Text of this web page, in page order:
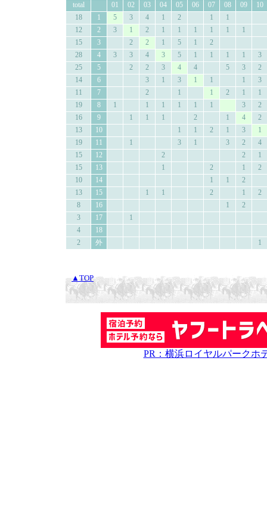
total 01 02 03 04 05 06 07 08 09
10
18
1 5 3 4 1 2 1
1
12
2 3 1 2 1 1 1 1 1
1
15
3 2 2 1 5 1
2
28
4 3 3 4 3 5 1 1 1 1
3
25
5 2 2 3 4 4 5 3
2
14
6 3 1 3 1 1 1
3
11
7 2 1 1 2 1
1
19
8 1 1 1 1 1 1 3
2
16
9 1 1 1 2 1 4
2
13
10 1 1 2 1 3
1
19
11 1 3 1 3 2
4
15
12 2 2
1
15
13 1 2 1
2
10
14 1 1
2
13
15 1 1 2 1
2
8
16 1
2
3
17
1
4
18
2
外 1
▲TOP
PR：横浜ロイヤルパークホ